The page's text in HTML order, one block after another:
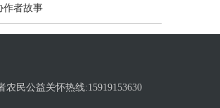
作者故事
农民公益关怀热线:15919153630